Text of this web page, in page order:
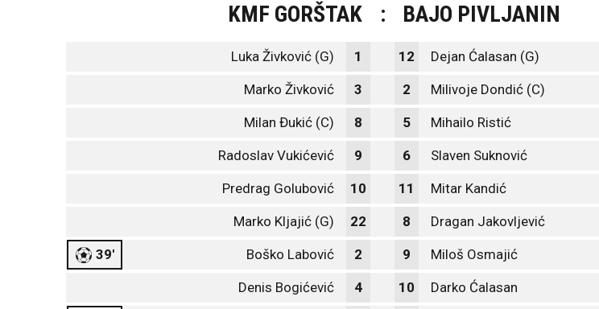
KMF GORŠTAK : BAJO PIVLJANIN
Luka Živković (G) 1 12 Dejan Ćalasan (G)
Marko Živković 3 2 Milivoje Dondić (C)
Milan Đukić (C) 8 5 Mihailo Ristić
Radoslav Vukićević 9 6 Slaven Suknović
Predrag Golubović 10 11 Mitar Kandić
Marko Kljajić (G) 22 8 Dragan Jakovljević
39' Boško Labović 2 9 Miloš Osmajić
Denis Bogićević 4 10 Darko Ćalasan